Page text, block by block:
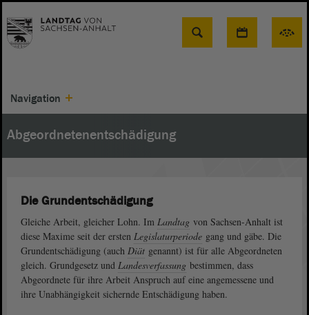
Suche
Navigation
Abgeordnetenentschädigung
Die Grundentschädigung
Gleiche Arbeit, gleicher Lohn. Im Landtag von Sachsen-Anhalt ist
diese Maxime seit der ersten Legislaturperiode gang und gäbe. Die
Grundentschädigung (auch Diät genannt) ist für alle Abgeordneten
gleich. Grundgesetz und Landesverfassung bestimmen, dass
Abgeordnete für ihre Arbeit Anspruch auf eine angemessene und
ihre Unabhängigkeit sichernde Entschädigung haben.